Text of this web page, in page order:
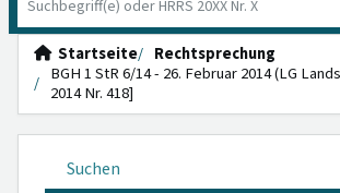
Startseite
Rechtsprechung
BGH 1 StR 6/14 - 26. Februar 2014 (LG
2014 Nr. 418]
Suchen